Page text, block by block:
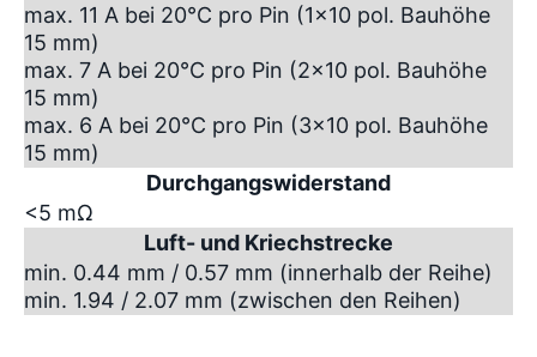
max. 11 A bei 20°C pro Pin (1x10 pol. Bauhöhe
15 mm)
max. 7 A bei 20°C pro Pin (2x10 pol. Bauhöhe
15 mm)
max. 6 A bei 20°C pro Pin (3x10 pol. Bauhöhe
15 mm)
Durchgangswiderstand
<5 mΩ
Luft- und Kriechstrecke
min. 0.44 mm / 0.57 mm (innerhalb der Reihe)
min. 1.94 / 2.07 mm (zwischen den Reihen)